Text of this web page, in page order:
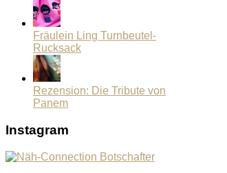
Fräulein Ling Turnbeutel-
Rucksack
Rezension: Die Tribute von
Panem
Instagram